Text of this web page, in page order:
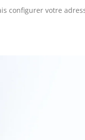
configurer votre